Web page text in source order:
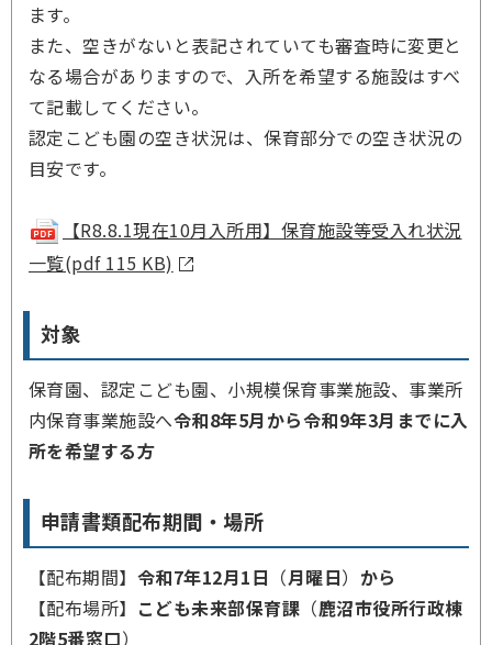
ます。
また、空きがないと表記されていても審査時に変更と
なる場合がありますので、入所を希望する施設はすべ
て記載してください。
認定こども園の空き状況は、保育部分での空き状況の
目安です。
【R8.8.1現在10月入所用】保育施設等受入れ状況
一覧(pdf 115 KB)
対象
保育園、認定こども園、小規模保育事業施設、事業所
内保育事業施設へ令和8年5月から令和9年3月までに入
所を希望する方
申請書類配布期間・場所
【配布期間】 令和7年12月1日 （月曜日） から
【配布場所】 こども未来部保育課 （鹿沼市役所行政棟
2階5番窓口）